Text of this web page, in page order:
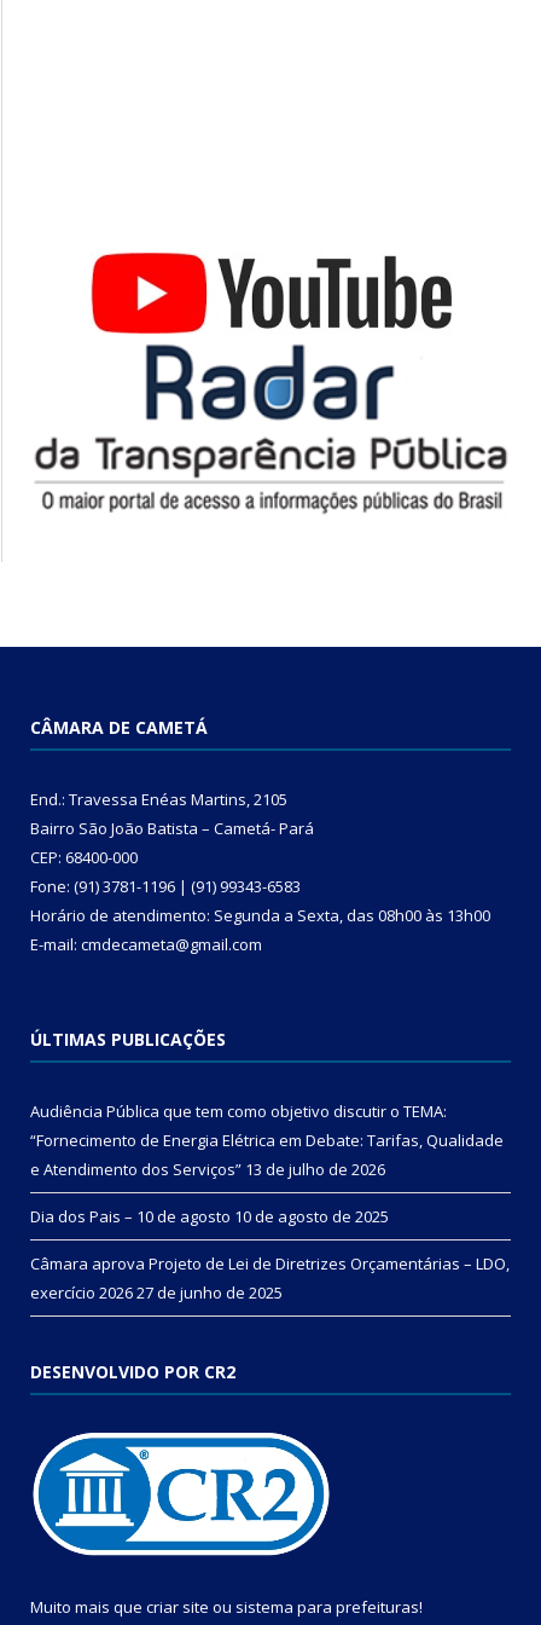
CÂMARA DE CAMETÁ
End.: Travessa Enéas Martins, 2105
Bairro São João Batista – Cametá- Pará
CEP: 68400-000
Fone: (91) 3781-1196 | (91) 99343-6583
Horário de atendimento: Segunda a Sexta, das 08h00 às 13h00
E-mail: cmdecameta@gmail.com
ÚLTIMAS PUBLICAÇÕES
Audiência Pública que tem como objetivo discutir o TEMA:
“Fornecimento de Energia Elétrica em Debate: Tarifas, Qualidade
e Atendimento dos Serviços” 13 de julho de 2026
Dia dos Pais – 10 de agosto 10 de agosto de 2025
Câmara aprova Projeto de Lei de Diretrizes Orçamentárias – LDO,
exercício 202627 de junho de 2025
DESENVOLVIDO POR CR2
Muito mais que criar site ou sistema para prefeituras!